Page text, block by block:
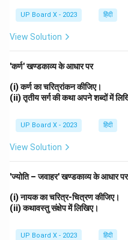
UP Board X - 2023 हिंदी
View Solution
'कर्ण' खण्डकाव्य के आधार पर
(i) कर्ण का चरित्रांकन कीजिए।
(ii) तृतीय सर्ग की कथा अपने शब्दों में
UP Board X - 2023 हिंदी
View Solution
'ज्योति – जवाहर' खण्डकाव्य के आधार पर
(i) नायक का चरित्र-चित्रण कीजिए।
(ii) कथावस्तु संक्षेप में लिखिए।
UP Board X - 2023 हिंदी